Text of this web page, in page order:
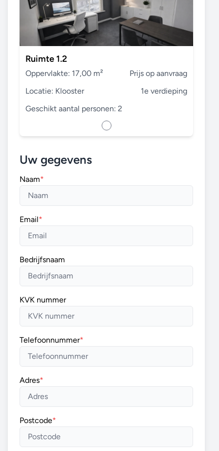
Ruimte 1.2
Oppervlakte: 17,00 m²
Prijs op aanvraag
Locatie: Klooster
1e verdieping
Geschikt aantal personen: 2
Uw gegevens
Naam*
Email*
Bedrijfsnaam
KVK nummer
Telefoonnummer*
Adres*
Postcode*